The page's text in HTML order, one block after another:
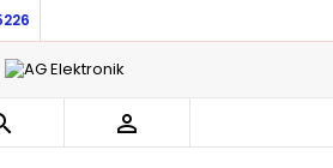

×
add_circle_outlineCreate new list
×
×
in to save products in your